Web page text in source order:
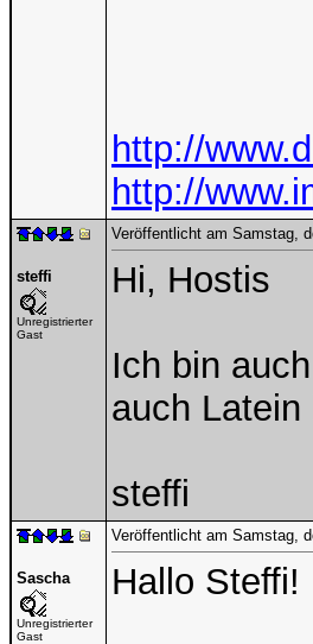
http://
http://
steffi
Unregistrierter
Gast
Veröffentlicht am Samstag,
Hi, Hostis
Ich bin
auch
steffi
Sascha
Unregistrierter
Gast
Veröffentlicht am Samstag,
Hallo Steffi!